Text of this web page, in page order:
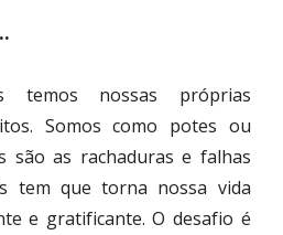
nossas próprias
Somos como potes ou
são as rachaduras e falhas
tem que torna nossa vida
e gratificante. O desafio é